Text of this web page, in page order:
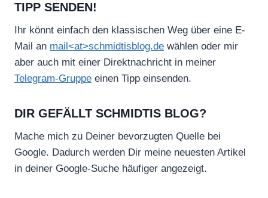
TIPP SENDEN!
Ihr könnt einfach den klassischen Weg über eine E-
Mail an mail<at>schmidtisblog.de wählen oder mir
aber auch mit einer Direktnachricht in meiner
Telegram-Gruppe einen Tipp einsenden.
DIR GEFÄLLT SCHMIDTIS BLOG?
Mache mich zu Deiner bevorzugten Quelle bei
Google. Dadurch werden Dir meine neuesten Artikel
in deiner Google-Suche häufiger angezeigt.